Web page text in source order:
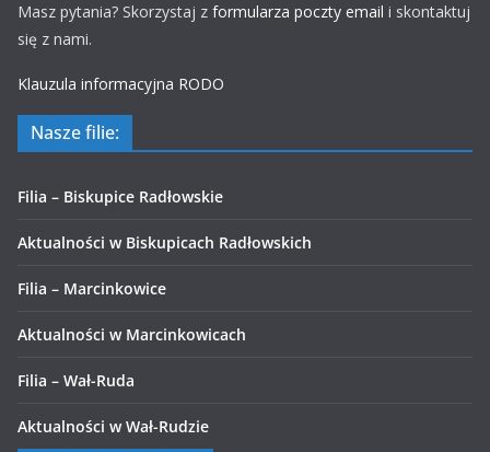
Masz pytania? Skorzystaj z formularza poczty email i skontaktuj
się z nami.
Klauzula informacyjna RODO
Nasze filie:
Filia – Biskupice Radłowskie
Aktualności w Biskupicach Radłowskich
Filia – Marcinkowice
Aktualności w Marcinkowicach
Filia – Wał-Ruda
Aktualności w Wał-Rudzie